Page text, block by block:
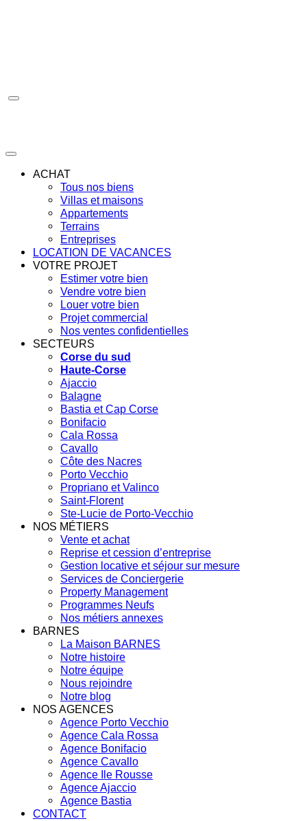
ACHAT
Tous nos biens
Villas et maisons
Appartements
Terrains
Entreprises
LOCATION DE VACANCES
VOTRE PROJET
Estimer votre bien
Vendre votre bien
Louer votre bien
Projet commercial
Nos ventes confidentielles
SECTEURS
Corse du sud
Haute-Corse
Ajaccio
Balagne
Bastia et Cap Corse
Bonifacio
Cala Rossa
Cavallo
Côte des Nacres
Porto Vecchio
Propriano et Valinco
Saint-Florent
Ste-Lucie de Porto-Vecchio
NOS MÉTIERS
Vente et achat
Reprise et cession d’entreprise
Gestion locative et séjour sur mesure
Services de Conciergerie
Property Management
Programmes Neufs
Nos métiers annexes
BARNES
La Maison BARNES
Notre histoire
Notre équipe
Nous rejoindre
Notre blog
NOS AGENCES
Agence Porto Vecchio
Agence Cala Rossa
Agence Bonifacio
Agence Cavallo
Agence Ile Rousse
Agence Ajaccio
Agence Bastia
CONTACT